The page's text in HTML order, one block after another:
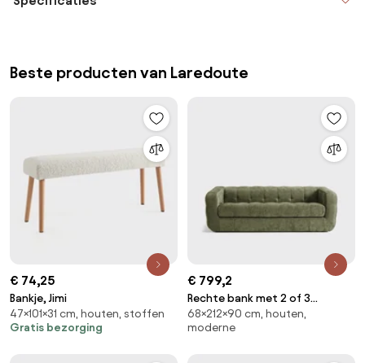
Beste producten van Laredoute
€ 74,25
Bankje, Jimi
47×101×31 cm, houten, stoffen
Gratis bezorging
€ 799,2
Rechte bank met 2 of 3
zitplaatsen in dik fluweel, Pieta
68×212×90 cm, houten,
moderne